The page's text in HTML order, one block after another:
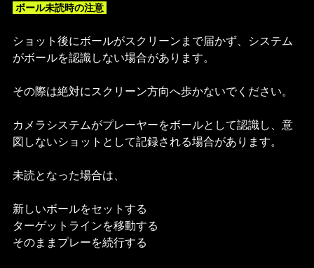
ボール未読時の注意
ショット後にボールがスクリーンまで届かず、システム
がボールを認識しない場合があります。
その際は絶対にスクリーン方向へ歩かないでください。
カメラシステムがプレーヤーをボールとして認識し、意
図しないショットとして記録される場合があります。
未読となった場合は、
新しいボールをセットする
ターゲットラインを移動する
そのままプレーを続行する